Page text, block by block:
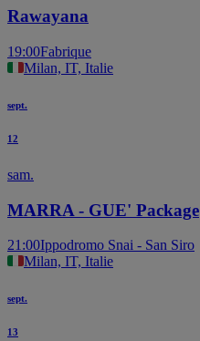
Rawayana
19:00Fabrique
Milan, IT, Italie
sept.
12
sam.
MARRA - GUE' Package
21:00Ippodromo Snai - San Siro
Milan, IT, Italie
sept.
13